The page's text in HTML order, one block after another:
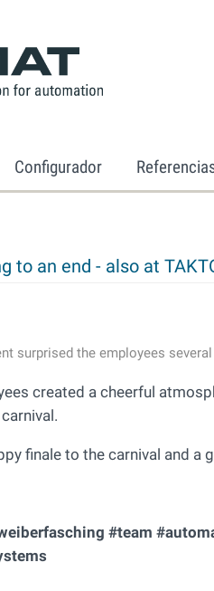
Configurador
to an end - also at
surprised the employees
created a cheerful
finale to the carnival and
#team